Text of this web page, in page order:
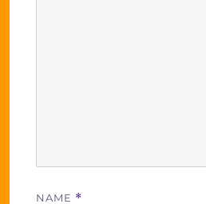
NAME *